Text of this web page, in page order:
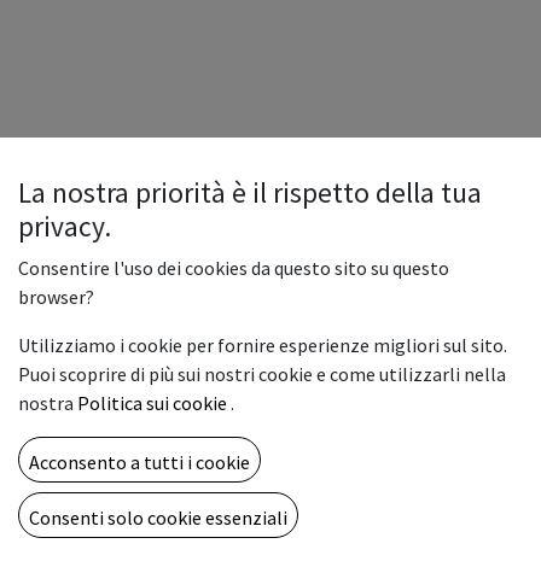
Copyright © Vemar sas
La nostra priorità è il rispetto della tua
privacy.
Consentire l'uso dei cookies da questo sito su questo
browser?
Utilizziamo i cookie per fornire esperienze migliori sul sito.
Puoi scoprire di più sui nostri cookie e come utilizzarli nella
nostra Politica sui cookie .
Acconsento a tutti i cookie
Consenti solo cookie essenziali